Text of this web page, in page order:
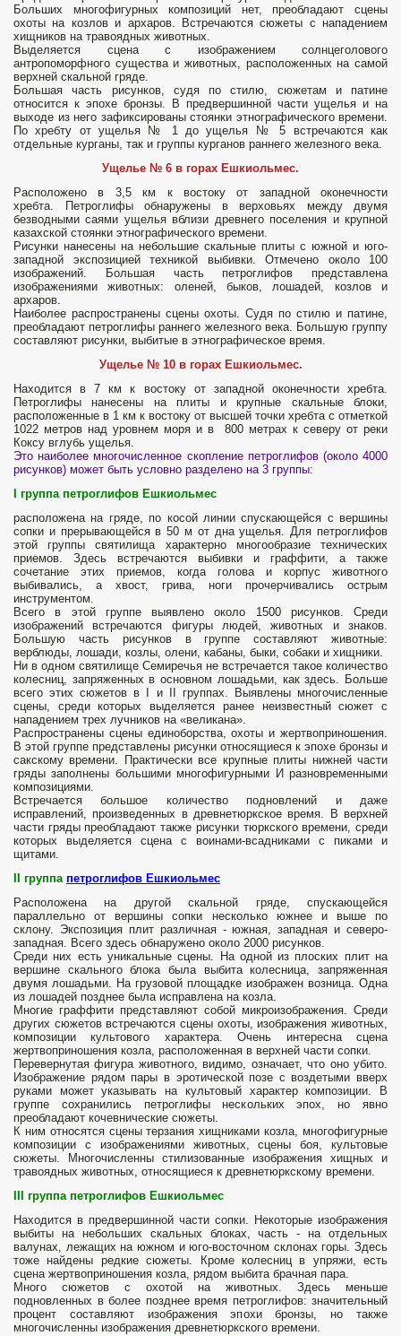
Больших многофигурных композиций нет, преобладают сцены
охоты на козлов и архаров. Встречаются сюжеты с нападением
хищников на травоядных животных.
Выделяется сцена с изображением солнцеголового
антропоморфного существа и животных, расположенных на самой
верхней скальной гряде.
Большая часть рисунков, судя по стилю, сюжетам и патине
относится к эпохе бронзы. В предвершинной части ущелья и на
выходе из него зафиксированы стоянки этнографического времени.
По хребту от ущелья № 1 до ущелья № 5 встречаются как
отдельные курганы, так и группы курганов раннего железного века.
Ущелье № 6 в горах Ешкиольмес.
Расположено в 3,5 км к востоку от западной оконечности
хребта. Петроглифы обнаружены в верховьях между двумя
безводными саями ущелья вблизи древнего поселения и крупной
казахской стоянки этнографического времени.
Рисунки нанесены на небольшие скальные плиты с южной и юго-
западной экспозицией техникой выбивки. Отмечено около 100
изображений. Большая часть петроглифов представлена
изображениями животных: оленей, быков, лошадей, козлов и
архаров.
Наиболее распространены сцены охоты. Судя по стилю и патине,
преобладают петроглифы раннего железного века. Большую группу
составляют рисунки, выбитые в этнографическое время.
Ущелье № 10 в горах Ешкиольмес.
Находится в 7 км к востоку от западной оконечности хребта.
Петроглифы нанесены на плиты и крупные скальные блоки,
расположенные в 1 км к востоку от высшей точки хребта с отметкой
1022 метров над уровнем моря и в 800 метрах к северу от реки
Коксу вглубь ущелья.
Это наиболее многочисленное скопление петроглифов (около 4000
рисунков) может быть условно разделено на 3 группы:
группа петроглифов Ешкиольмес
расположена на гряде, по косой линии спускающейся с вершины
сопки и прерывающейся в 50 м от дна ущелья. Для петроглифов
этой группы святилища характерно многообразие технических
приемов. Здесь встречаются выбивки и граффити, а также
сочетание этих приемов, когда голова и корпус животного
выбивались, а хвост, грива, ноги прочерчивались острым
инструментом.
Всего в этой группе выявлено около 1500 рисунков. Среди
изображений встречаются фигуры людей, животных и знаков.
Большую часть рисунков в группе составляют животные:
верблюды, лошади, козлы, олени, кабаны, быки, собаки и хищники.
Ни в одном святилище Семиречья не встречается такое количество
колесниц, запряженных в основном лошадьми, как здесь. Больше
всего этих сюжетов в I и II группах. Выявлены многочисленные
сцены, среди которых выделяется ранее неизвестный сюжет с
нападением трех лучников на «великана».
Распространены сцены единоборства, охоты и жертвоприношения.
В этой группе представлены рисунки относящиеся к эпохе бронзы и
сакскому времени. Практически все крупные плиты нижней части
гряды заполнены большими многофигурными И разновременными
композициями.
Встречается большое количество подновлений и даже
исправлений, произведенных в древнетюркское время. В верхней
части гряды преобладают также рисунки тюркского времени, среди
которых выделяется сцена с воинами-всадниками с пиками и
щитами.
II группа петроглифов Ешкиольмес
Расположена на другой скальной гряде, спускающейся
параллельно от вершины сопки несколько южнее и выше по
склону. Экспозиция плит различная - южная, западная и северо-
западная. Всего здесь обнаружено около 2000 рисунков.
Среди них есть уникальные сцены. На одной из плоских плит на
вершине скального блока была выбита колесница, запряженная
двумя лошадьми. На грузовой площадке изображен возница. Одна
из лошадей позднее была исправлена на козла.
Многие граффити представляют собой микроизображения. Среди
других сюжетов встречаются сцены охоты, изображения животных,
композиции культового характера. Очень интересна сцена
жертвоприношения козла, расположенная в верхней части сопки.
Перевернутая фигура животного, видимо, означает, что оно убито.
Изображение рядом пары в эротической позе с воздетыми вверх
руками может указывать на культовый характер композиции. В
группе сохранились петроглифы нескольких эпох, но явно
преобладают кочевнические сюжеты.
К ним относятся сцены терзания хищниками козла, многофигурные
композиции с изображениями животных, сцены боя, культовые
сюжеты. Многочисленны стилизованные изображения хищных и
травоядных животных, относящиеся к древнетюркскому времени.
группа петроглифов Ешкиольмес
Находится в предвершинной части сопки. Некоторые изображения
выбиты на небольших скальных блоках, часть - на отдельных
валунах, лежащих на южном и юго-восточном склонах горы. Здесь
тоже найдены редкие сюжеты. Кроме колесниц в упряжи, есть
сцена жертвоприношения козла, рядом выбита брачная пара.
Много сюжетов с охотой на животных. Здесь меньше
подновленных в более позднее время петроглифов: значительный
процент составляют изображения эпохи бронзы, но также
многочисленны изображения древнетюркского времени.